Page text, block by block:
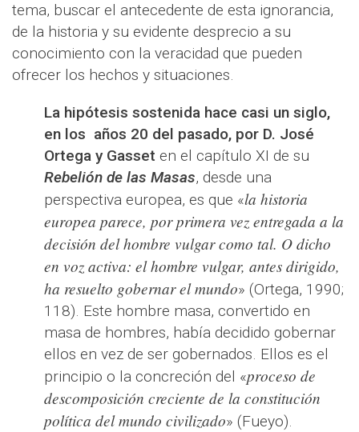
tema, buscar el antecedente de esta ignorancia,
de la historia y su evidente desprecio a su
conocimiento con la veracidad que pueden
ofrecer los hechos y situaciones.
La hipótesis sostenida hace casi un siglo,
en los años 20 del pasado, por D. José
Ortega y Gasset en el capítulo XI de su
Rebelión de las Masas, desde una
perspectiva europea, es que «la historia
europea parece, por primera vez entregada a la
decisión del hombre vulgar como tal. O dicho
en voz activa: el hombre vulgar, antes dirigido,
ha resuelto gobernar el mundo» (Ortega, 1990;
118). Este hombre masa, convertido en
masa de hombres, había decidido gobernar
ellos en vez de ser gobernados. Ellos es el
principio o la concreción del «proceso de
descomposición creciente de la constitución
política del mundo civilizado» (Fueyo).